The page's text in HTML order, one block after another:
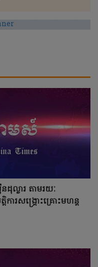
ល្លារ តាមរយៈ
ការសង្គ្រោះគ្រោះមហន្ត